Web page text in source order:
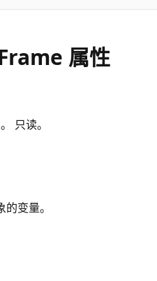
属性
只读。
的变量。